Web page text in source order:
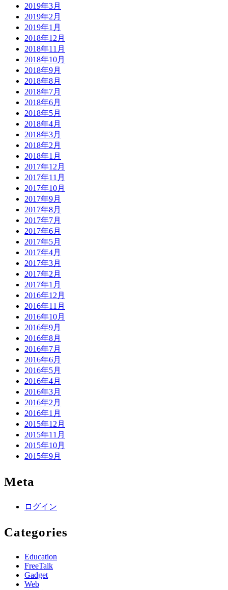
2019年3月
2019年2月
2019年1月
2018年12月
2018年11月
2018年10月
2018年9月
2018年8月
2018年7月
2018年6月
2018年5月
2018年4月
2018年3月
2018年2月
2018年1月
2017年12月
2017年11月
2017年10月
2017年9月
2017年8月
2017年7月
2017年6月
2017年5月
2017年4月
2017年3月
2017年2月
2017年1月
2016年12月
2016年11月
2016年10月
2016年9月
2016年8月
2016年7月
2016年6月
2016年5月
2016年4月
2016年3月
2016年2月
2016年1月
2015年12月
2015年11月
2015年10月
2015年9月
Meta
ログイン
Categories
Education
FreeTalk
Gadget
Web